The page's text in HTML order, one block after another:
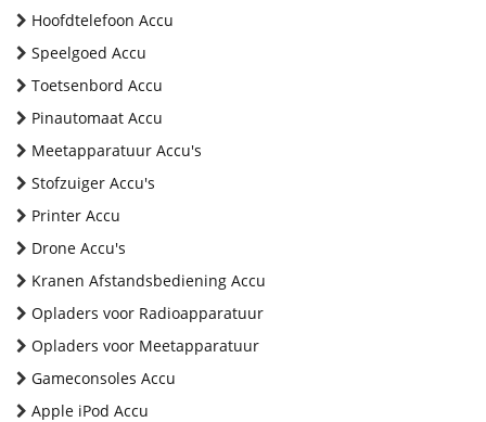
Hoofdtelefoon Accu
Speelgoed Accu
Toetsenbord Accu
Pinautomaat Accu
Meetapparatuur Accu's
Stofzuiger Accu's
Printer Accu
Drone Accu's
Kranen Afstandsbediening Accu
Opladers voor Radioapparatuur
Opladers voor Meetapparatuur
Gameconsoles Accu
Apple iPod Accu